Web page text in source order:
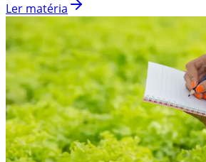
Ler matéria